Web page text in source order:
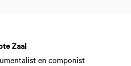
Zaal
en componist